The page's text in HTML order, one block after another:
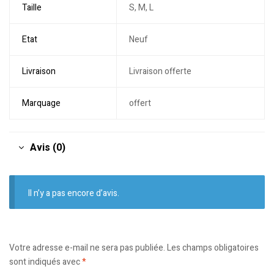
Taille S, M, L
Etat Neuf
Livraison Livraison offerte
Marquage offert
Avis (0)
Il n’y a pas encore d’avis.
Votre adresse e-mail ne sera pas publiée.Les champs obligatoires
sont indiqués avec*